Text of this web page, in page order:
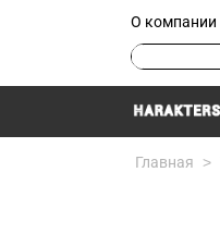
О компании
Главная >